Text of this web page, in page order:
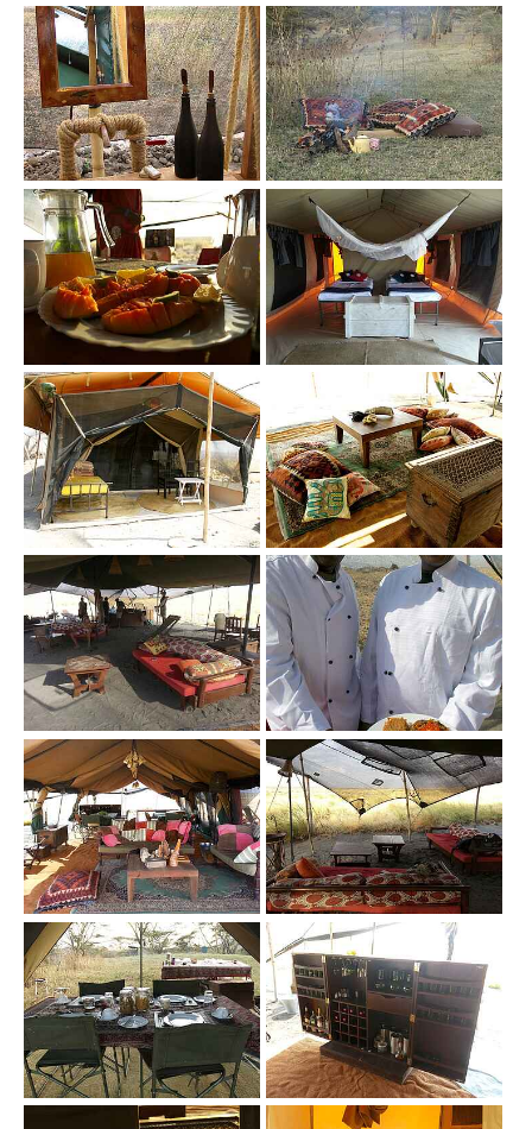
Show larger version Show larger version
Show larger version Show larger version
Show larger version Show larger version
Show larger version Show larger version
Show larger version Show larger version
Show larger version Show larger version
Show larger version Show larger version